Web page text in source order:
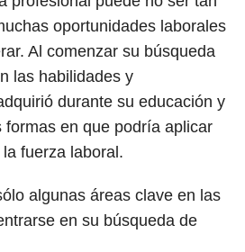
oportunidades laborales
Al comenzar su búsqueda
las habilidades y
durante su educación y
formas en que podría aplicar
fuerza laboral.
algunas áreas clave en las
en su búsqueda de